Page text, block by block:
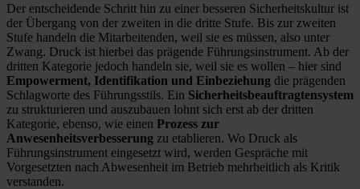
Der entscheidende Schritt hin zu einer besseren Sicherheitskultur ist
der Übergang von der zweiten in die dritte Stufe. Bis zur zweiten
Stufe handeln die Mitarbeitenden, weil sie es müssen, also unter
Zwang. Druck ist hierbei das prägende Führungsinstrument. Ab der
dritten Kategorie jedoch handeln sie, weil sie es wollen – hier sind
Empowerment, Identifikation und Einbeziehung die prägenden
Schlagworte des Führungsstils. Ein Sicherheitsbeauftragtensystem
zu strukturieren und auszubauen lohnt sich erst ab der dritten
Kategorie, ebenso, wie einen Prozess zur
Anwesenheitsverbesserung zu etablieren. Wo Druck als
Führungsinstrument eingesetzt wird, werden Gespräche mit
Vorgesetzten nach Abwesenheit im Betrieb mehrheitlich als Kritik
verstanden.